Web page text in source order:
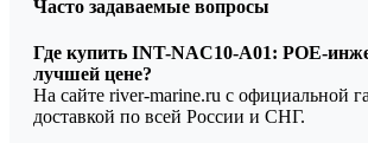
Часто задаваемые вопросы
Где купить INT-NAC10-A01: POE-
лучшей цене?
На сайте river-marine.ru с официальной
доставкой по всей России и СНГ.